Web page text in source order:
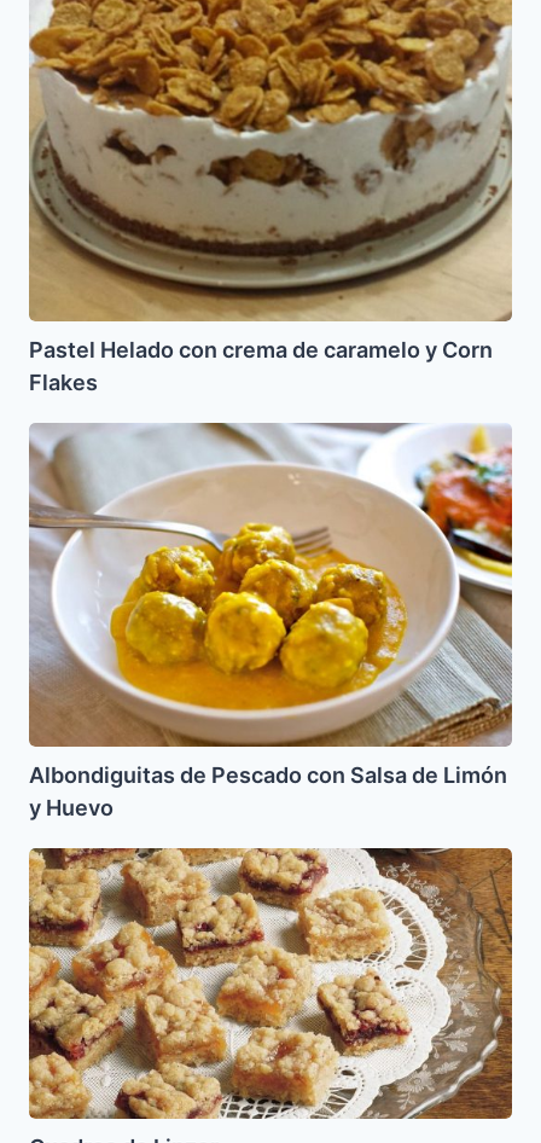
de
caramelo
Corn
Flakes
Pastel Helado con crema de caramelo y Corn
Flakes
Albondiguitas
de
Pescado
con
Salsa
de
Limón
y
Huevo
Albondiguitas de Pescado con Salsa de Limón
y Huevo
Cuadros
de
Linzer